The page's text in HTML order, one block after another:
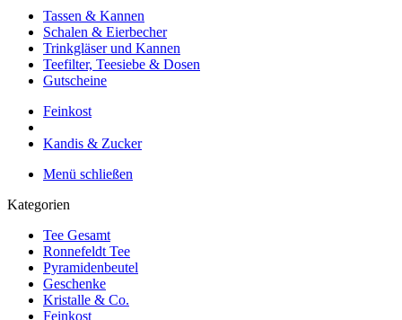
Tassen & Kannen
Schalen & Eierbecher
Trinkgläser und Kannen
Teefilter, Teesiebe & Dosen
Gutscheine
Feinkost
Kandis & Zucker
Menü schließen
Kategorien
Tee Gesamt
Ronnefeldt Tee
Pyramidenbeutel
Geschenke
Kristalle & Co.
Feinkost